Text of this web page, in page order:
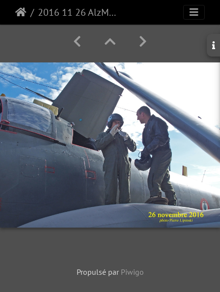
2016 11 26 AlzMar ALZ59 6554 Débriefing sur l'aile
Propulsé par Piwigo